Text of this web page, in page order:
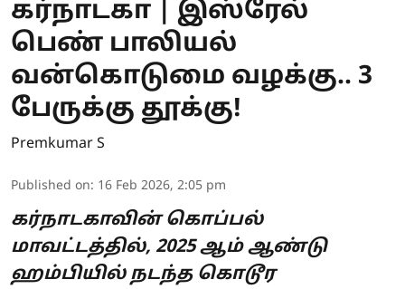
கர்நாடகா | இஸ்ரேல்
பெண் பாலியல்
வன்கொடுமை வழக்கு.. 3
பேருக்கு தூக்கு!
Premkumar S
Published on: 16 Feb 2026, 2:05 pm
கர்நாடகாவின் கொப்பல்
மாவட்டத்தில், 2025 ஆம் ஆண்டு
ஹம்பியில் நடந்த கொடூர